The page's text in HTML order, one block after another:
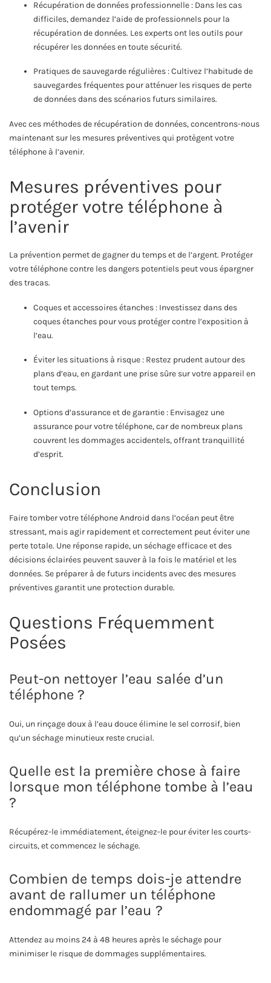
Récupération de données professionnelle : Dans les cas
difficiles, demandez l’aide de professionnels pour la
récupération de données. Les experts ont les outils pour
récupérer les données en toute sécurité.
Pratiques de sauvegarde régulières : Cultivez l’habitude de
sauvegardes fréquentes pour atténuer les risques de perte
de données dans des scénarios futurs similaires.
Avec ces méthodes de récupération de données, concentrons-nous
maintenant sur les mesures préventives qui protègent votre
téléphone à l’avenir.
Mesures préventives pour
protéger votre téléphone à
l’avenir
La prévention permet de gagner du temps et de l’argent. Protéger
votre téléphone contre les dangers potentiels peut vous épargner
des tracas.
Coques et accessoires étanches : Investissez dans des
coques étanches pour vous protéger contre l’exposition à
l’eau.
Éviter les situations à risque : Restez prudent autour des
plans d’eau, en gardant une prise sûre sur votre appareil en
tout temps.
Options d’assurance et de garantie : Envisagez une
assurance pour votre téléphone, car de nombreux plans
couvrent les dommages accidentels, offrant tranquillité
d’esprit.
Conclusion
Faire tomber votre téléphone Android dans l’océan peut être
stressant, mais agir rapidement et correctement peut éviter une
perte totale. Une réponse rapide, un séchage efficace et des
décisions éclairées peuvent sauver à la fois le matériel et les
données. Se préparer à de futurs incidents avec des mesures
préventives garantit une protection durable.
Questions Fréquemment
Posées
Peut-on nettoyer l’eau salée d’un
téléphone ?
Oui, un rinçage doux à l’eau douce élimine le sel corrosif, bien
qu’un séchage minutieux reste crucial.
Quelle est la première chose à faire
lorsque mon téléphone tombe à l’eau
?
Récupérez-le immédiatement, éteignez-le pour éviter les courts-
circuits, et commencez le séchage.
Combien de temps dois-je attendre
avant de rallumer un téléphone
endommagé par l’eau ?
Attendez au moins 24 à 48 heures après le séchage pour
minimiser le risque de dommages supplémentaires.